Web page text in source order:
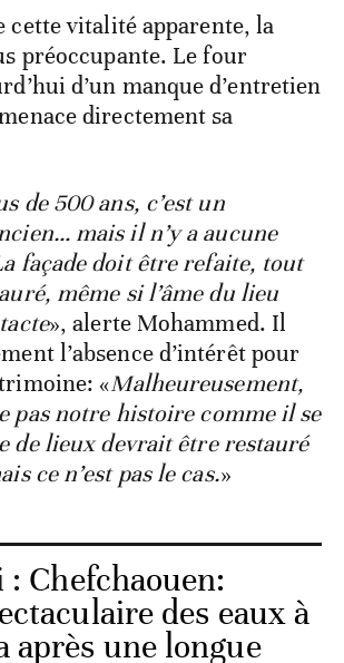
cette vitalité apparente, la
préoccupante. Le four
d’un manque d’entretien
directement sa
de 500 ans, c’est un
mais il n’y a aucune
façade doit être refaite, tout
même si l’âme du lieu
», alerte Mohammed. Il
l’absence d’intérêt pour
«Malheureusement,
pas notre histoire comme il se
de lieux devrait être restauré
ce n’est pas le cas.»
: Chefchaouen:
des eaux à
après une longue